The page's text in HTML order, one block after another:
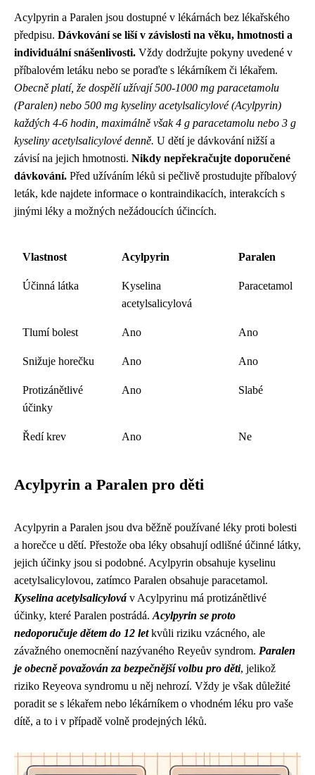
Acylpyrin a Paralen jsou dostupné v lékárnách bez lékařského
předpisu. Dávkování se liší v závislosti na věku, hmotnosti a
individuální snášenlivosti. Vždy dodržujte pokyny uvedené v
příbalovém letáku nebo se poraďte s lékárníkem či lékařem.
Obecně platí, že dospělí užívají 500-1000 mg paracetamolu
(Paralen) nebo 500 mg kyseliny acetylsalicylové (Acylpyrin)
každých 4-6 hodin, maximálně však 4 g paracetamolu nebo 3 g
kyseliny acetylsalicylové denně. U dětí je dávkování nižší a
závisí na jejich hmotnosti. Nikdy nepřekračujte doporučené
dávkování. Před užíváním léků si pečlivě prostudujte příbalový
leták, kde najdete informace o kontraindikacích, interakcích s
jinými léky a možných nežádoucích účincích.
Vlastnost Acylpyrin Paralen
Účinná látka
Kyselina
acetylsalicylová
Paracetamol
Tlumí bolest Ano Ano
Snižuje horečku Ano Ano
Protizánětlivé
účinky
Ano Slabé
Ředí krev Ano Ne
Acylpyrin a Paralen pro děti
Acylpyrin a Paralen jsou dva běžně používané léky proti bolesti
a horečce u dětí. Přestože oba léky obsahují odlišné účinné látky,
jejich účinky jsou si podobné. Acylpyrin obsahuje kyselinu
acetylsalicylovou, zatímco Paralen obsahuje paracetamol.
Kyselina acetylsalicylová v Acylpyrinu má protizánětlivé
účinky, které Paralen postrádá. Acylpyrin se proto
nedoporučuje dětem do 12 letkvůli riziku vzácného, ale
závažného onemocnění nazývaného Reyeův syndrom. Paralen
je obecně považován za bezpečnější volbu pro děti, jelikož
riziko Reyeova syndromu u něj nehrozí. Vždy je však důležité
poradit se s lékařem nebo lékárníkem o vhodném léku pro vaše
dítě, a to i v případě volně prodejných léků.